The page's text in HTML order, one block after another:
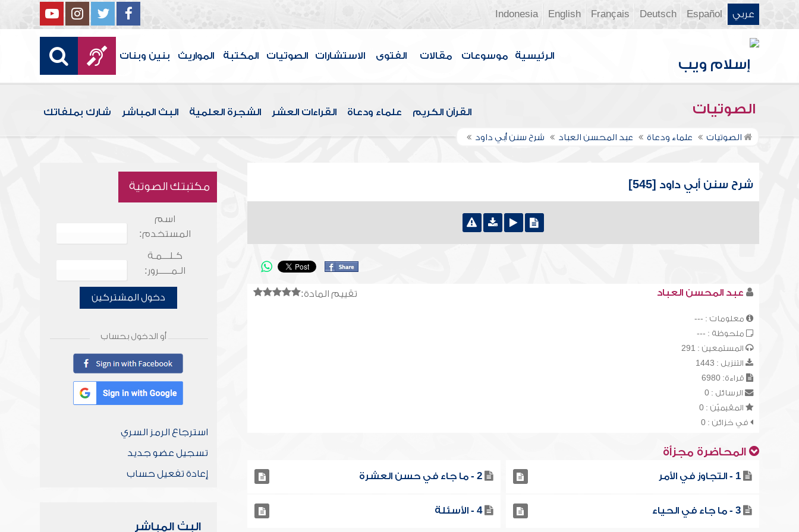
عربي Español
Deutsch
Français
English
Indonesia
الرئيسية موسوعات مقالات الفتوى الاستشارات الصوتيات المكتبة المواريث بنين وبنات
الصوتيات القرآن الكريم علماء ودعاة القراءات العشر الشجرة العلمية البث المباشر شارك بملفاتك
الصوتيات علماء ودعاة عبد المحسن العباد شرح سنن أبي داود
شرح سنن أبي داود [545]
تقييم المادة: عبد المحسن العباد
معلومات : ---
ملحوظة : ---
المستمعين : 291
التنزيل : 1443
قراءة: 6980
الرسائل : 0
المقيميّن : 0
في خزائن : 0
المحاضرة مجزأة
1 - التجاوز في الأمر 2 - ما جاء في حسن العشرة
3 - ما جاء في الحياء 4 - الأسئلة
مكتبتك الصوتية
اسم
المستخدم:
كـلـــمـة
الـمـــــرور:
دخول المشتركين
أو الدخول بحساب
استرجاع الرمز السري
تسجيل عضو جديد
إعادة تفعيل حساب
البث المباشر